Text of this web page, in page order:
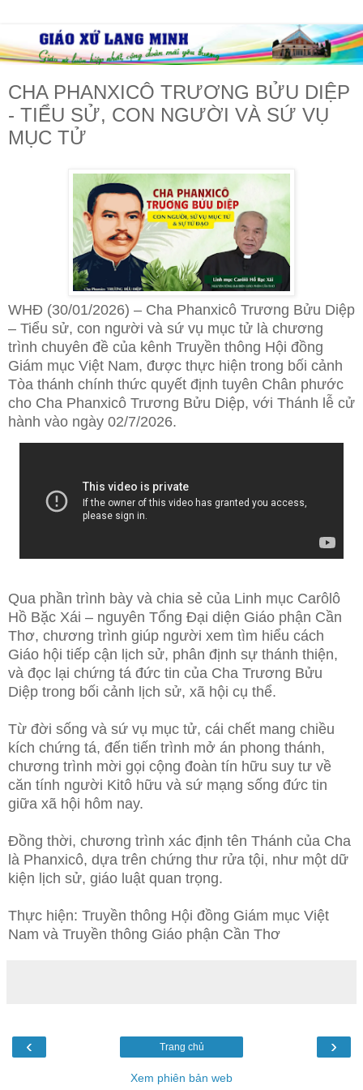
CHA PHANXICÔ TRƯƠNG BỬU DIỆP
- TIỂU SỬ, CON NGƯỜI VÀ SỨ VỤ
MỤC TỬ
WHĐ (30/01/2026) – Cha Phanxicô Trương Bửu Diệp
– Tiểu sử, con người và sứ vụ mục tử là chương
trình chuyên đề của kênh Truyền thông Hội đồng
Giám mục Việt Nam, được thực hiện trong bối cảnh
Tòa thánh chính thức quyết định tuyên Chân phước
cho Cha Phanxicô Trương Bửu Diệp, với Thánh lễ cử
hành vào ngày 02/7/2026.
Qua phần trình bày và chia sẻ của Linh mục Carôlô
Hồ Bặc Xái – nguyên Tổng Đại diện Giáo phận Cần
Thơ, chương trình giúp người xem tìm hiểu cách
Giáo hội tiếp cận lịch sử, phân định sự thánh thiện,
và đọc lại chứng tá đức tin của Cha Trương Bửu
Diệp trong bối cảnh lịch sử, xã hội cụ thể.
Từ đời sống và sứ vụ mục tử, cái chết mang chiều
kích chứng tá, đến tiến trình mở án phong thánh,
chương trình mời gọi cộng đoàn tín hữu suy tư về
căn tính người Kitô hữu và sứ mạng sống đức tin
giữa xã hội hôm nay.
Đồng thời, chương trình xác định tên Thánh của Cha
là Phanxicô, dựa trên chứng thư rửa tội, như một dữ
kiện lịch sử, giáo luật quan trọng.
Thực hiện: Truyền thông Hội đồng Giám mục Việt
Nam và Truyền thông Giáo phận Cần Thơ
‹ ›
Trang chủ
Xem phiên bản web